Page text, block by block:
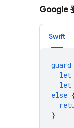
Google
Swift
guard
let
let
else {
}